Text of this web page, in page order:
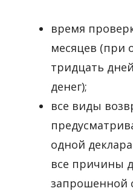
время
месяцев (при
тридцать
денег);
все виды
одной
все причины
запрошенной